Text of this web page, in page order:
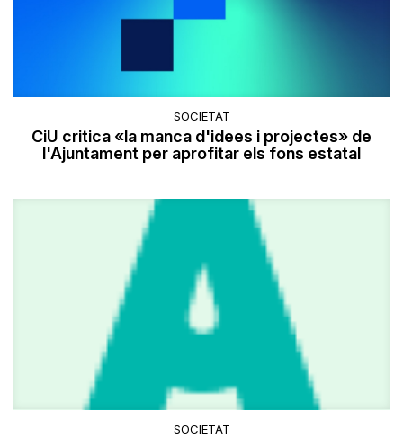
SOCIETAT
CiU critica «la manca d'idees i projectes» de
l'Ajuntament per aprofitar els fons estatal
SOCIETAT